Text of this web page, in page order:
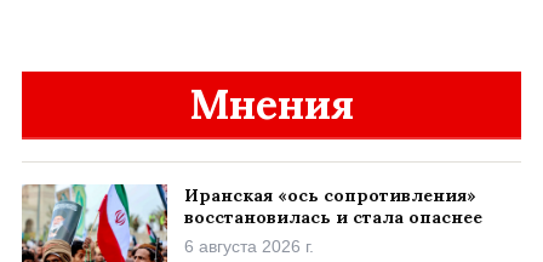
Мнения
Иранская «ось сопротивления»
восстановилась и стала опаснее
6 августа 2026 г.